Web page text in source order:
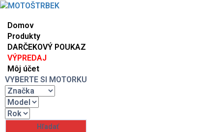
Domov
Produkty
DARČEKOVÝ POUKAZ
VÝPREDAJ
Môj účet
VYBERTE SI MOTORKU